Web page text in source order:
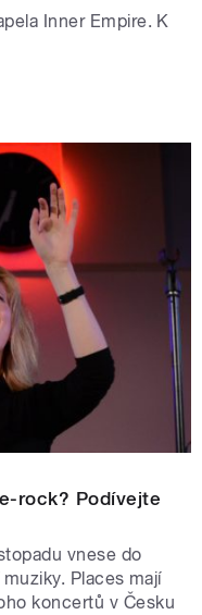
Inner Empire. K
rock? Podívejte
vnese do
Places mají
koncertů v Česku